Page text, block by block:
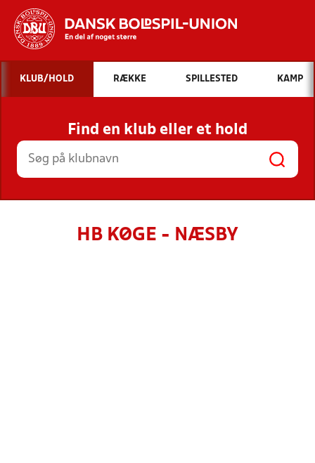
Hvad vil du søge efter?
INDHOLD OG NYHEDER
STILLINGER, RESULTATER, KLUBBER OG
HOLD
KLUB/HOLD RÆKKE SPILLESTED KAMP
Find en klub eller et hold
HB KØGE - NÆSBY